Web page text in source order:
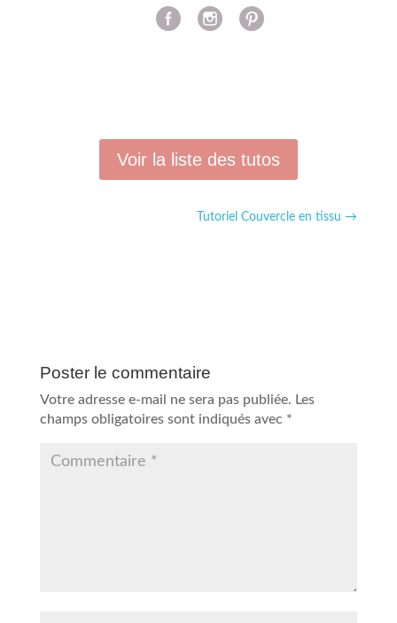
Voir la liste des tutos
Tutoriel Couvercle en tissu →
Poster le commentaire
Votre adresse e-mail ne sera pas publiée. Les
champs obligatoires sont indiqués avec *